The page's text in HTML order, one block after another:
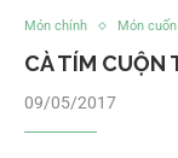
Món chính Món cuốn
CÀ TÍM CUỘN
09/05/2017